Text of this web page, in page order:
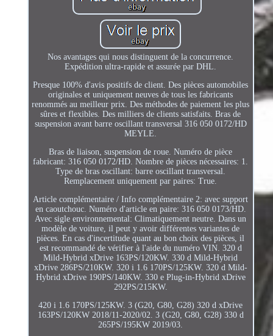
Nos avantages qui nous distinguent de la concurrence.
Expédition ultra-rapide et assurée par DHL.
Presque 100% d'avis positifs de client. Des pièces automobiles
originales et uniquement neuves de tous les fabricants
renommés au meilleur prix. Des méthodes de paiement les plus
sûres et flexibles. Des milliers de clients satisfaits. Bras de
suspension avant barre oscillant transversal 316 050 0172/HD
MEYLE.
Bras de liaison, suspension de roue. Numéro de pièce
fabricant: 316 050 0172/HD. Nombre de pièces nécessaires: 1.
Type de bras oscillant: barre oscillant transversal.
Remplacement uniquement par paires: True.
Article complémentaire / Info complémentaire 2: avec support
en caoutchouc. Numéro d'article en paire: 316 050 0173/HD.
Avec sigle environnemental: Climatiquement neutre. Dans un
modèle de voiture, il peut y avoir différentes variantes de
pièces. En cas d'incertitude quant au bon choix des pièces, il
est recommandé de vérifier à l'aide du numéro VIN. 320 d
Mild-Hybrid xDrive 163PS/120KW. 330 d Mild-Hybrid
xDrive 286PS/210KW. 320 i 1.6 170PS/125KW. 320 d Mild-
Hybrid xDrive 190PS/140KW. 330 e Plug-in-Hybrid xDrive
292PS/215KW.
420 i 1.6 170PS/125KW. 3 (G20, G80, G28) 320 d xDrive
163PS/120KW 2018/11-2020/02. 3 (G20, G80, G28) 330 d
265PS/195KW 2019/03.